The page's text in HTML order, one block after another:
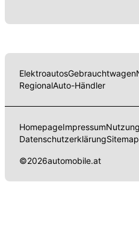
ElektroautosGebrauchtwagen
RegionalAuto-Händler
HomepageImpressum
DatenschutzerklärungSitemap
©2026automobile.at